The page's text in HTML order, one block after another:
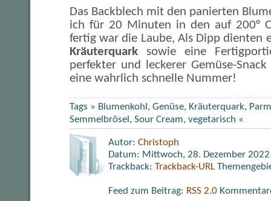
Das Backblech mit den panierten
ich für 20 Minuten in den auf 200°
fertig war die Laube, Als Dipp dienten
Kräuterquark sowie eine
perfekter und leckerer Gemüse-
eine wahrlich schnelle Nummer!
Tags » Blumenkohl , Genüse, Kräuterquark,
Semmelbrösel , Sour Cream, vegetarisch «
Autor: Christoph
Datum: Mittwoch, 28. Dezember
Trackback: Trackback-URL
Feed zum Beitrag: RSS 2.0